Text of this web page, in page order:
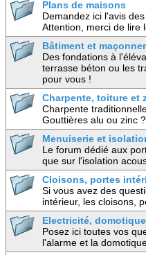
Plans de maisons
Demandez ici l'avis
Attention, merci de lire
Bâtiment et
Des fondations à
terrasse béton ou les
pour vous !
Charpente, toiture et
Charpente
Gouttières alu ou zinc ?
Menuiserie et
Le forum dédié aux
que sur l'isolation
Cloisons, portes
Si vous avez des
intérieur, les cloisons,
Electricité,
Posez ici toutes vos
l'alarme et la